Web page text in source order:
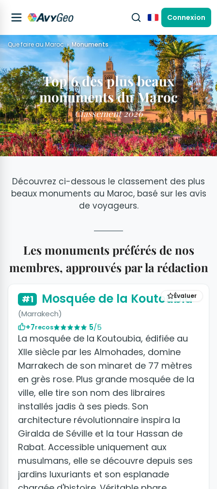
FrançaisConnexion
Que faire au Maroc Monuments
Top 6 des plus beaux
monuments du Maroc
Classement 2026
Découvrez ci-dessous le classement des plus
beaux monuments au Maroc, basé sur les avis
de voyageurs.
Les monuments préférés de nos
membres, approuvés par la rédaction
+3 photos
Évaluer
#1 Mosquée de la Koutoubia
(Marrakech)
+7recos 5/5
La mosquée de la Koutoubia, édifiée au
XIIe siècle par les Almohades, domine
Marrakech de son minaret de 77 mètres
en grès rose. Plus grande mosquée de la
ville, elle tire son nom des libraires
installés jadis à ses pieds. Son
architecture révolutionnaire inspira la
Giralda de Séville et la tour Hassan de
Rabat. Accessible uniquement aux
musulmans, elle se découvre depuis ses
jardins luxuriants et son esplanade